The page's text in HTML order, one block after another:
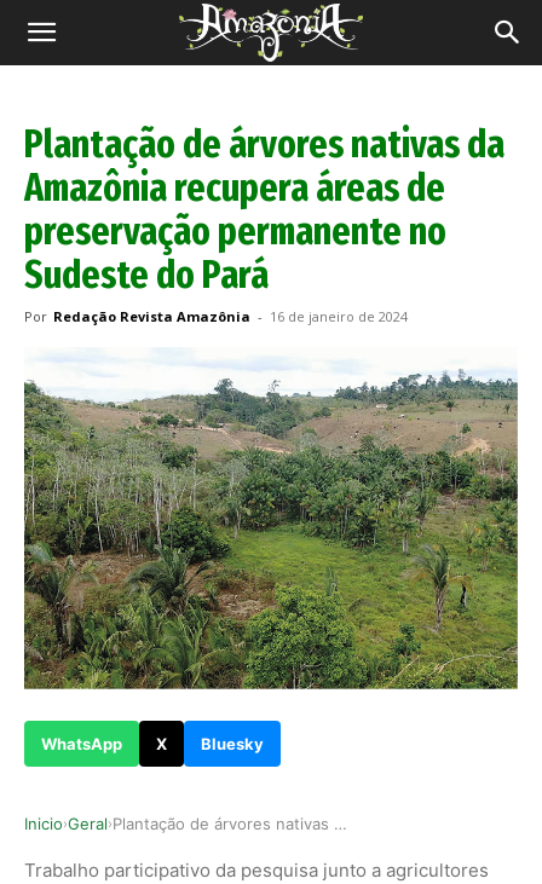
Revista
Plantação de árvores nativas da
Amazônia recupera áreas de
preservação permanente no
Sudeste do Pará
Por Redação Revista Amazônia - 16 de janeiro de 2024
WhatsApp X Bluesky
Inicio›Geral› Plantação de árvores nativas da Amazônia recupe…
Trabalho participativo da pesquisa junto a agricultores